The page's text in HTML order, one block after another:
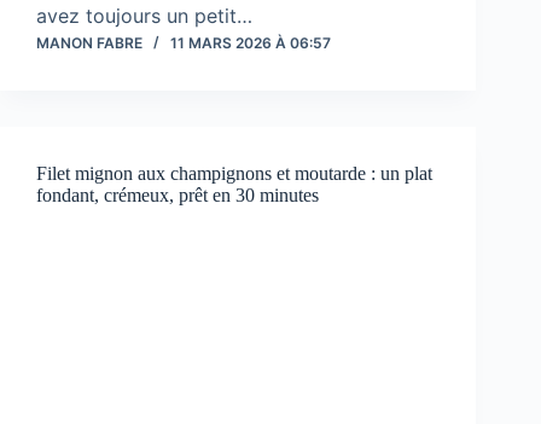
avez toujours un petit…
MANON FABRE 11 MARS 2026 À 06:57
Filet mignon aux champignons et moutarde : un plat
fondant, crémeux, prêt en 30 minutes